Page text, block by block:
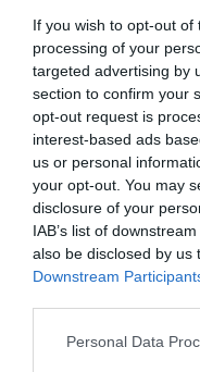
If you wish to opt-out
processing of your
targeted advertising by
section to confirm your
opt-out request is
interest-based ads
us or personal
your opt-out. You may
disclosure of your
IAB’s list of
also be disclosed by us
Downstream
Personal Data
Elgaa commenté :
Ce que fait le
En plus de clouer les
l’argent de la
reacheminement des
Privant ainsi les
Vert.
Pendant ce temps ils
impunément.
Ce monsieur est à
Je n’ai pas de mots